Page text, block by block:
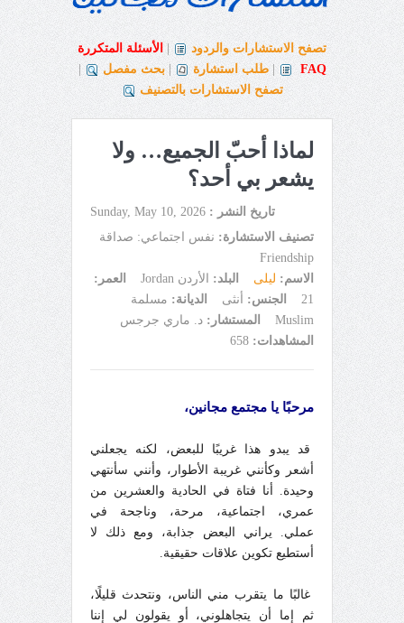
تصفح الاستشارات والردود
الأسئلة المتكررة
FAQ
طلب استشارة بحث مفصل
تصفح الاستشارات بالتصنيف
لماذا أحبّ الجميع… ولا
يشعر بي أحد؟
تاريخ النشر : Sunday, May 10, 2026
تصنيف الاستشارة: نفس اجتماعي: صداقة
Friendship
الاسم: ليلى البلد: الأردن Jordan
العمر:
21
الجنس: أنثى الديانة: مسلمة
Muslim
المستشار: د. ماري جرجس
المشاهدات: 658
مرحبًا يا مجتمع مجانين،
قد يبدو هذا غريبًا للبعض، لكنه يجعلني
أشعر وكأنني غريبة الأطوار، وأنني سأنتهي
وحيدة. أنا فتاة في الحادية والعشرين من
عمري، اجتماعية، مرحة، وناجحة في
عملي. يراني البعض جذابة، ومع ذلك لا
أستطيع تكوين علاقات حقيقية.
غالبًا ما يتقرب مني الناس، ونتحدث قليلًا،
ثم إما أن يتجاهلوني، أو يقولون لي إننا